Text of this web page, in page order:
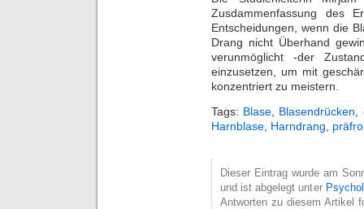
Zusdammenfassung des
Entscheidungen, wenn die
Drang nicht Überhand
verunmöglicht -der
einzusetzen, um mit
konzentriert zu meistern.
Tags: Blase Blasendrücken
Harnblase Harndrang
Dieser Eintrag wurde am
und ist abgelegt unter
Antworten zu diesem Artikel